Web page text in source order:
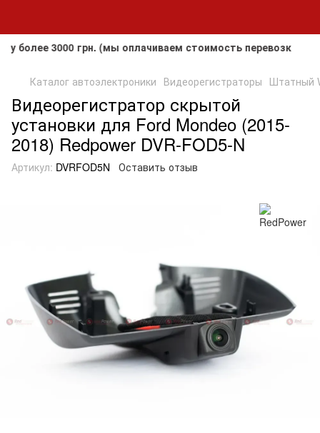
3000 грн. (мы оплачиваем стоимость перевозки до
Каталог автоэлектроники Видеорегистраторы Штатный
Видеорегистратор скрытой
установки для Ford Mondeo (2015-
2018) Redpower DVR-FOD5-N
Артикул: DVRFOD5N Оставить отзыв